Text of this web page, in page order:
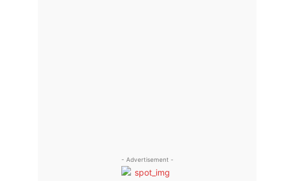
- Advertisement -